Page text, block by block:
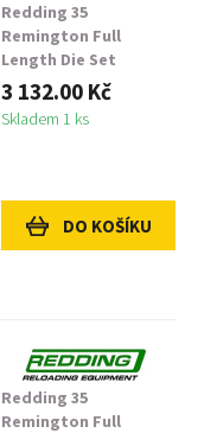
Redding 35
Remington Full
Length Die Set
3 132.00 Kč
Skladem 1 ks
DO KOŠÍKU
Redding 35
Remington Full